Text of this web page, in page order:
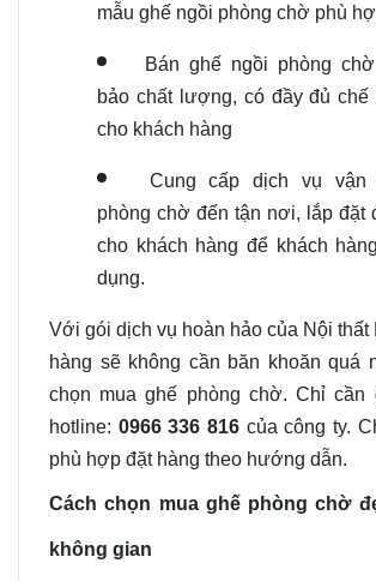
mẫu ghế ngồi phòng chờ phù
Bán ghế ngồi phòng
bảo chất lượng, có đầy đủ chế
cho khách hàng
Cung cấp dịch vụ vận
phòng chờ đến tận nơi, lắp đặt
cho khách hàng để khách
dụng.
Với gói dịch vụ hoàn hảo của Nội thất
hàng sẽ không cần băn khoăn quá
chọn mua ghế phòng chờ. Chỉ cần
hotline: 0966 336 816 của công ty.
phù hợp đặt hàng theo hướng dẫn.
Cách chọn mua ghế phòng chờ
không gian